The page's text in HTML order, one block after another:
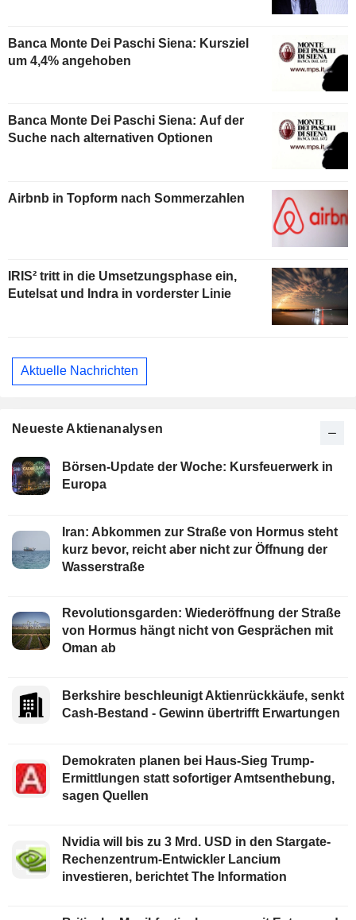
Banca Monte Dei Paschi Siena: Kursziel
um 4,4% angehoben
Banca Monte Dei Paschi Siena: Auf der
Suche nach alternativen Optionen
Airbnb in Topform nach Sommerzahlen
IRIS² tritt in die Umsetzungsphase ein,
Eutelsat und Indra in vorderster Linie
Aktuelle Nachrichten
Neueste Aktienanalysen
Börsen-Update der Woche: Kursfeuerwerk in
Europa
Iran: Abkommen zur Straße von Hormus steht
kurz bevor, reicht aber nicht zur Öffnung der
Wasserstraße
Revolutionsgarden: Wiederöffnung der Straße
von Hormus hängt nicht von Gesprächen mit
Oman ab
Berkshire beschleunigt Aktienrückkäufe, senkt
Cash-Bestand - Gewinn übertrifft Erwartungen
Demokraten planen bei Haus-Sieg Trump-
Ermittlungen statt sofortiger Amtsenthebung,
sagen Quellen
Nvidia will bis zu 3 Mrd. USD in den Stargate-
Rechenzentrum-Entwickler Lancium
investieren, berichtet The Information